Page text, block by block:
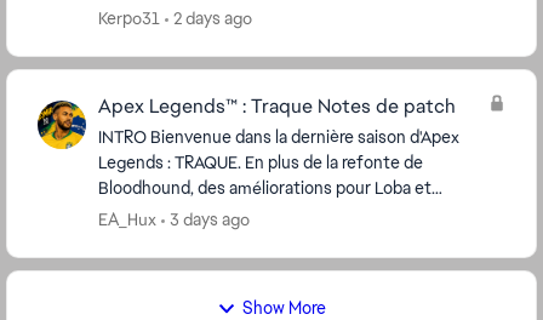
bloqué même dans les menus le jeu ne rép...
Kerpo31 2 days ago
Apex Legends™ : Traque Notes de patch
INTRO Bienvenue dans la dernière saison d'Apex
Legends : TRAQUE. En plus de la refonte de
Bloodhound, des améliorations pour Loba et
Rampart, d'une refonte des systèmes d'armes
EA_Hux 3 days ago
Show More